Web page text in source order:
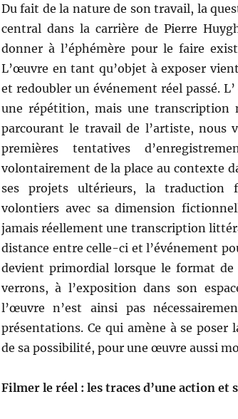
Du fait de la nature de son travail, la
central dans la carrière de Pierre
donner à l’éphémère pour le faire
L’œuvre en tant qu’objet à exposer
et redoubler un événement réel passé.
une répétition, mais une transcription
parcourant le travail de l’artiste, nous
premières tentatives
volontairement de la place au contexte
ses projets ultérieurs, la traduction
volontiers avec sa dimension
jamais réellement une transcription
distance entre celle-ci et l’événement
devient primordial lorsque le format
verrons, à l’exposition dans son
l’œuvre n’est ainsi pas
présentations. Ce qui amène à se
de sa possibilité, pour une œuvre aussi
Filmer le réel : les traces d’une action et